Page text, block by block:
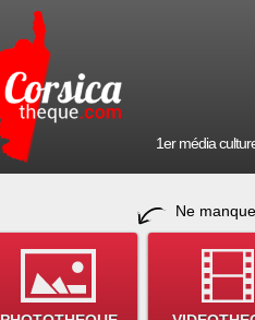
1er média
Ne